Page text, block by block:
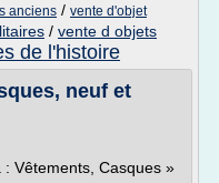
anciens / vente d'objet
/ vente d objets
de l'histoire
neuf et
: Vêtements, Casques »